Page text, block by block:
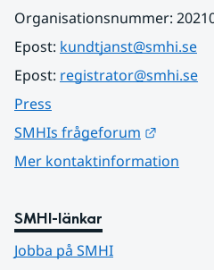
Organisationsnummer:
Epost: kundtjanst@smhi.se
Epost: registrator@smhi.se
Press
SMHIs frågeforum
Mer kontaktinformation
SMHI-länkar
Jobba på SMHI